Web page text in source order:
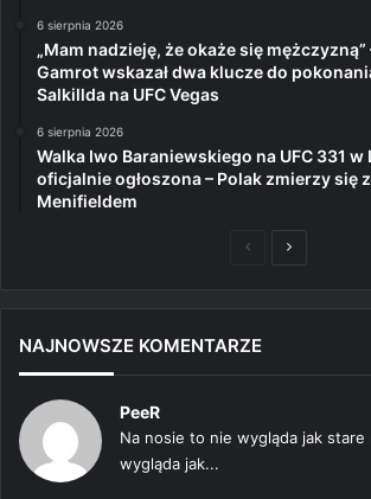
6 sierpnia 2026
„Mam nadzieję, że okaże się mężczyzną”
Gamrot wskazał dwa klucze do
Salkillda na UFC Vegas
6 sierpnia 2026
Walka Iwo Baraniewskiego na UFC 331 w
oficjalnie ogłoszona – Polak zmierzy się
Menifieldem
PoprzedniaNastępna
NAJNOWSZE KOMENTARZE
PeeR
Na nosie to nie wygląda jak
wygląda jak...